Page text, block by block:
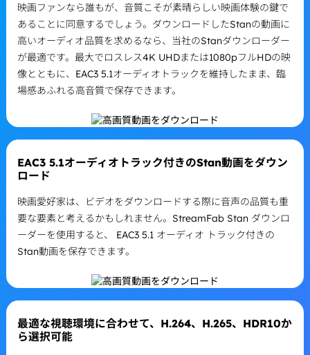
映画ファンなら誰もが、音質こそが素晴らしい映画体験の鍵で
あることに同意するでしょう。ダウンロードしたStanの動画に
高いオーディオ品質を求めるなら、当社のStanダウンローダー
が最適です。最大でロスレス4K UHDまたは1080pフルHDの映
像とともに、EAC3 5.1オーディオトラックを維持したまま、臨
場感あふれる高音質で保存できます。
EAC3 5.1オーディオトラック付きのStan動画をダウン
ロード
映画愛好家は、ビデオをダウンロードする際に音声の品質も重
要な要素と考えるかもしれません。StreamFab Stan ダウンロ
ーダーを使用すると、 EAC3 5.1 オーディオ トラック付きの
Stan動画を保存できます。
最適な視聴環境に合わせて、H.264、H.265、HDR10か
ら選択可能